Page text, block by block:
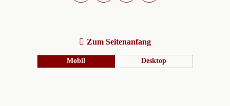
Zum Seitenanfang
Mobil Desktop